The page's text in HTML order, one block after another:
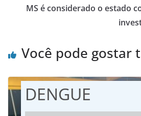
MS é considerado o estado
Você pode gostar
DENGUE